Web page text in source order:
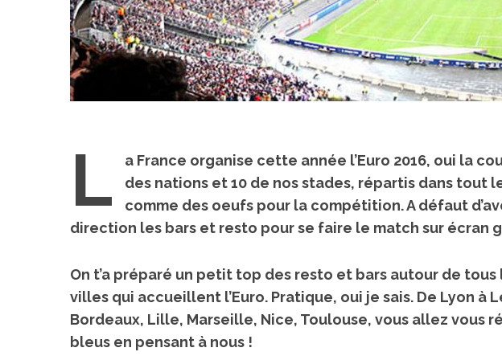
L a France organise cette année l’Euro 2016, oui la
des nations et 10 de nos stades, répartis dans tout
comme des oeufs pour la compétition. A défaut
direction les bars et resto pour se faire le match sur écran
On t’a préparé un petit top des resto et bars autour de
villes qui accueillent l’Euro. Pratique, oui je sais. De Lyon à
Bordeaux, Lille, Marseille, Nice, Toulouse, vous allez vous
bleus en pensant à nous !